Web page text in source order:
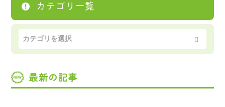
カテゴリ一覧
最新の記事